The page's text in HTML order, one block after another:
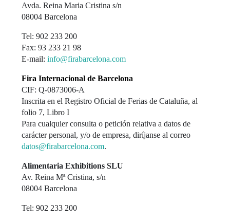
Avda. Reina Maria Cristina s/n
08004 Barcelona
Tel: 902 233 200
Fax: 93 233 21 98
E-mail:info@firabarcelona.com
Fira Internacional de Barcelona
CIF: Q-0873006-A
Inscrita en el Registro Oficial de Ferias de Cataluña, al
folio 7, Libro I
Para cualquier consulta o petición relativa a datos de
carácter personal, y/o de empresa, diríjanse al correo
datos@firabarcelona.com.
Alimentaria Exhibitions SLU
Av. Reina Mª Cristina, s/n
08004 Barcelona
Tel: 902 233 200